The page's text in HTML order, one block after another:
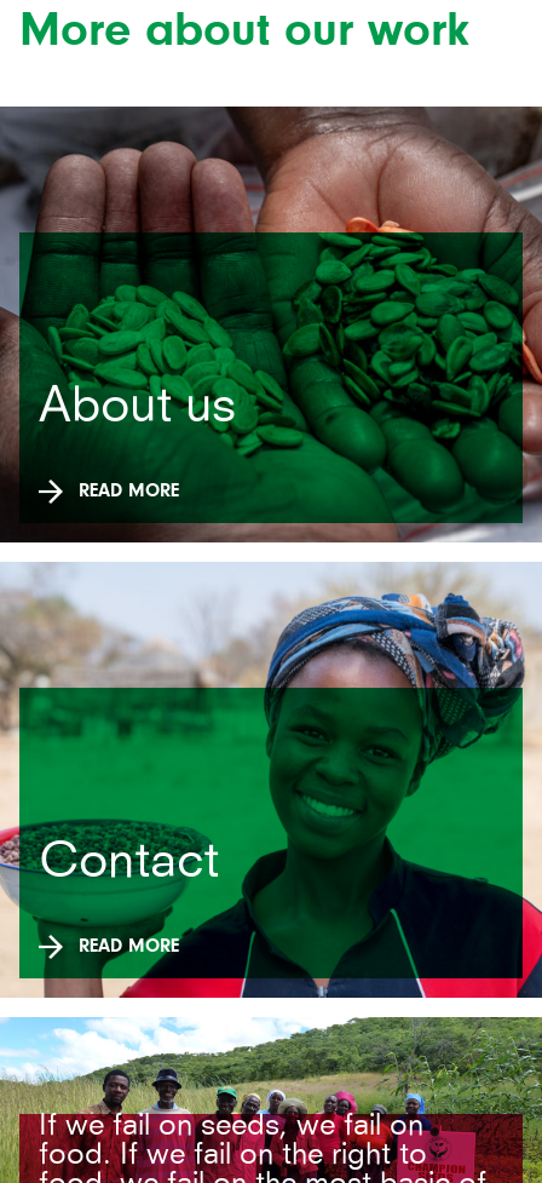
More about our work
About us
READ MORE
Contact
READ MORE
If we fail on seeds, we fail on
food. If we fail on the right to